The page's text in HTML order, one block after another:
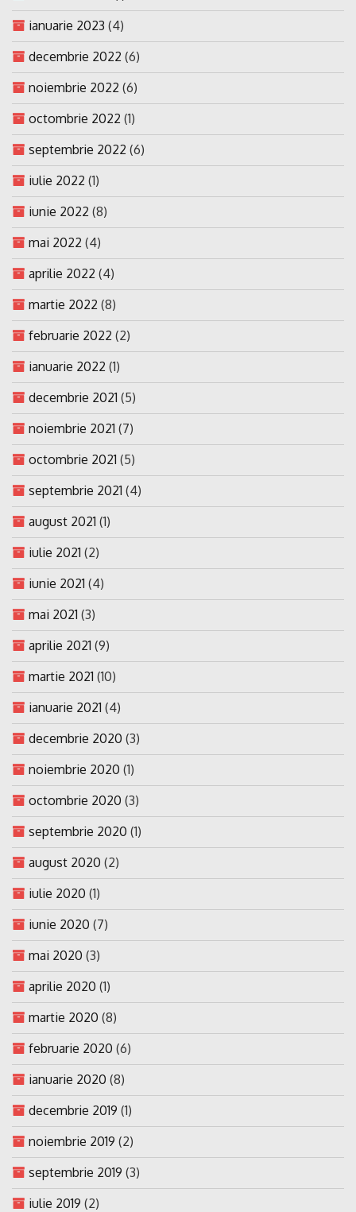
ianuarie 2023 (4)
decembrie 2022 (6)
noiembrie 2022 (6)
octombrie 2022 (1)
septembrie 2022 (6)
iulie 2022 (1)
iunie 2022 (8)
mai 2022 (4)
aprilie 2022 (4)
martie 2022 (8)
februarie 2022 (2)
ianuarie 2022 (1)
decembrie 2021 (5)
noiembrie 2021 (7)
octombrie 2021 (5)
septembrie 2021 (4)
august 2021 (1)
iulie 2021 (2)
iunie 2021 (4)
mai 2021 (3)
aprilie 2021 (9)
martie 2021 (10)
ianuarie 2021 (4)
decembrie 2020 (3)
noiembrie 2020 (1)
octombrie 2020 (3)
septembrie 2020 (1)
august 2020 (2)
iulie 2020 (1)
iunie 2020 (7)
mai 2020 (3)
aprilie 2020 (1)
martie 2020 (8)
februarie 2020 (6)
ianuarie 2020 (8)
decembrie 2019 (1)
noiembrie 2019 (2)
septembrie 2019 (3)
iulie 2019 (2)